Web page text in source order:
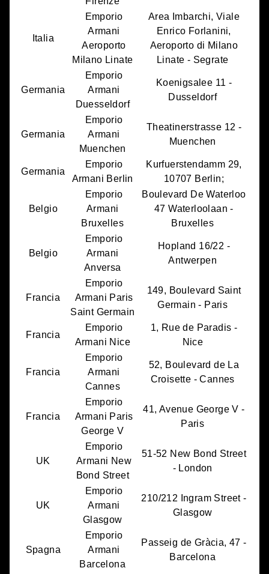
Italia
Emporio
Armani
Aeroporto
Milano Linate
Area Imbarchi, Viale
Enrico Forlanini,
Aeroporto di Milano
Linate - Segrate
Germania
Emporio
Armani
Duesseldorf
Koenigsalee 11 -
Dusseldorf
Germania
Emporio
Armani
Muenchen
Theatinerstrasse 12 -
Muenchen
Germania
Emporio
Armani Berlin
Kurfuerstendamm 29,
10707 Berlin;
Belgio
Emporio
Armani
Bruxelles
Boulevard De Waterloo
47 Waterloolaan -
Bruxelles
Belgio
Emporio
Armani
Anversa
Hopland 16/22 -
Antwerpen
Francia
Emporio
Armani Paris
Saint Germain
149, Boulevard Saint
Germain - Paris
Francia
Emporio
Armani Nice
1, Rue de Paradis -
Nice
Francia
Emporio
Armani
Cannes
52, Boulevard de La
Croisette - Cannes
Francia
Emporio
Armani Paris
George V
41, Avenue George V -
Paris
UK
Emporio
Armani New
Bond Street
51-52 New Bond Street
- London
UK
Emporio
Armani
Glasgow
210/212 Ingram Street -
Glasgow
Spagna
Emporio
Armani
Barcelona
Passeig de Gràcia, 47 -
Barcelona